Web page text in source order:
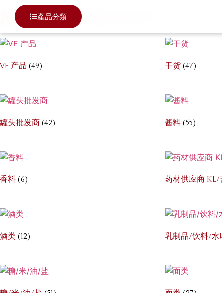
產品分類
所有產品 ALL PRODUCT
VF 产品 (49) 干货(47)
罐头批发商 (42) 酱料(55)
香料 (6) 药材供应商
酒类 (12) 乳制品/饮料/